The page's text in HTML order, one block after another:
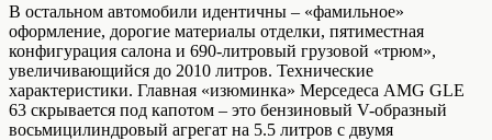
В остальном автомобили идентичны – «фамильное»
оформление, дорогие материалы отделки, пятиместная
конфигурация салона и 690-литровый грузовой «трюм»,
увеличивающийся до 2010 литров. Технические
характеристики. Главная «изюминка» Мерседеса AMG GLE
63 скрывается под капотом – это бензиновый V-образный
восьмицилиндровый агрегат на 5.5 литров с двумя